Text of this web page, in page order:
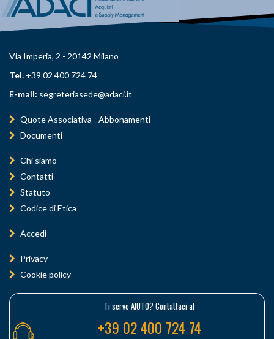
Via Imperia, 2 - 20142 Milano
Tel. +39 02 400 724 74
E-mail: segreteriasede@adaci.it
Quote Associativa - Abbonamenti
Documenti
Chi siamo
Contatti
Statuto
Codice di Etica
Accedi
Privacy
Cookie policy
Ti serve AIUTO? Contattaci al
+39 02 400 724 74